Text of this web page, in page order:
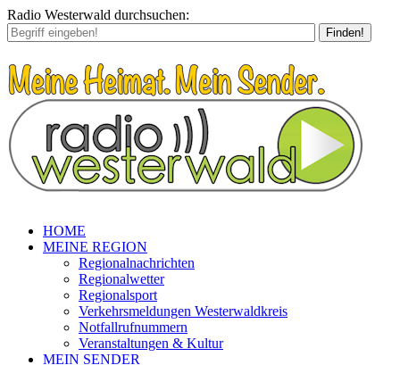
Radio Westerwald durchsuchen:
Finden!
HOME
MEINE REGION
Regionalnachrichten
Regionalwetter
Regionalsport
Verkehrsmeldungen Westerwaldkreis
Notfallrufnummern
Veranstaltungen & Kultur
MEIN SENDER